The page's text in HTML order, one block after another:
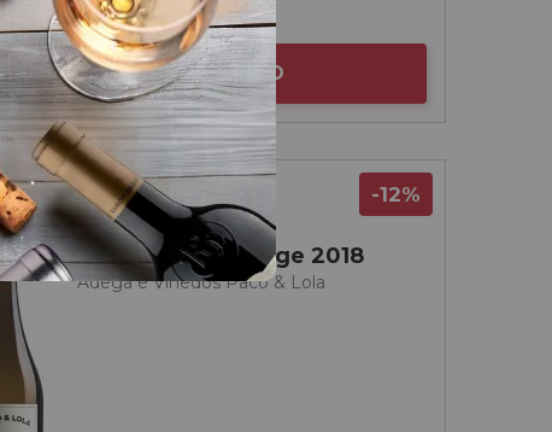
botella
AÑADIR AL CARRITO
Rías Baixas
Paco & Lola Vintage 2018
Adega e Viñedos Paco & Lola
-12%